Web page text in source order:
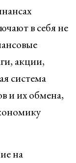
в себя не
акции,
система
и их обмена,
на